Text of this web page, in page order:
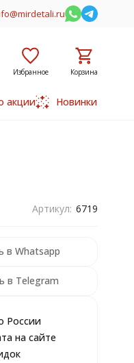
Избранное Корзина
акции Новинки
Артикул: 6719
в Whatsapp
в Telegram
России
на сайте